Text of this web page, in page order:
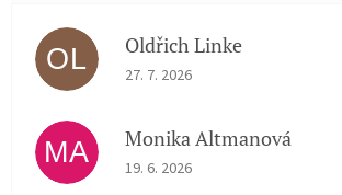
OL Oldřich Linke
The store rating is 5 out of 5 stars.
27. 7. 2026
MA Monika Altmanová
The store rating is 5 out of 5 stars.
19. 6. 2026